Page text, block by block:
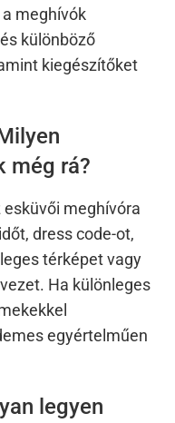
meghívók
különböző
kiegészítőket
még rá?
meghívóra
dress code-ot,
térképet vagy
Ha különleges
egyértelműen
legyen